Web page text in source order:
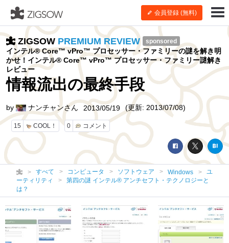
会員登録 (無料)
ZIGSOW PREMIUM REVIEW sponsored
インテル® Core™ vPro™ プロセッサー・ファミリーの謎を解き明
かせ！インテル® Core™ vPro™ プロセッサー・ファミリー謎解き
レビュー
情報流出の最終手段
15 COOL！ 0 コメント
by ナンチャンさん 2013/05/19 (更新: 2013/07/08)
すべて コンピュータ ソフトウェア Windows
ユ
ーティリティ
第四の謎 インテル® アンチセフト・テクノロジーと
は？